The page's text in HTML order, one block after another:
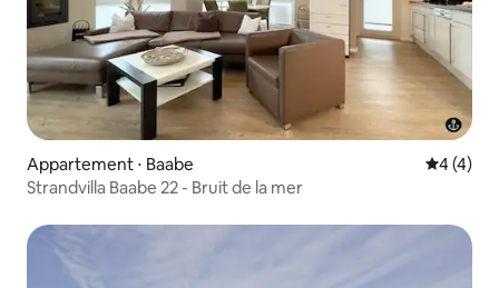
Appartement ⋅ Baabe
4 (4)
Strandvilla Baabe 22 - Bruit de la mer